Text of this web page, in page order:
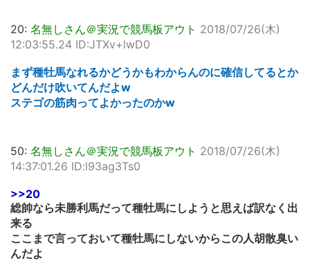
20: 名無しさん＠実況で競馬板アウト 2018/07/26(木)
12:03:55.24 ID:JTXv+lwD0
まず種牡馬なれるかどうかもわからんのに確信してるとか
どんだけ吹いてんだよw
ステゴの筋肉ってよかったのかw
50: 名無しさん＠実況で競馬板アウト 2018/07/26(木)
14:37:01.26 ID:l93ag3Ts0
>>20
総帥なら未勝利馬だって種牡馬にしようと思えば訳なく出
来る
ここまで言っておいて種牡馬にしないからこの人胡散臭い
んだよ